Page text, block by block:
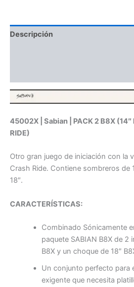
Descripción
45002X | Sabian | PACK 2 B8X (14″
RIDE)
Otro gran juego de iniciación con la
Crash Ride. Contiene sombreros de
18″.
CARACTERÍSTICAS:
Combinado Sónicamente
paquete SABIAN B8X de 2
B8X y un choque de 18″
Un conjunto perfecto para
exigente que necesita